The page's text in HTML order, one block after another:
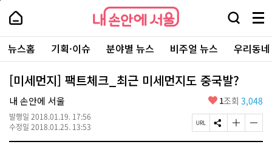
본
로
가
내
손
안
에
서
울
-
서
울
시
대
표
소
내
손
에
울
검
창
열
기
메
뉴
전
체
보
주
요
서
뉴스홈 기획·이슈 분야별 뉴스 비주얼 뉴스 우리동
[미세먼지] 팩트체크_최근 미세먼지도 중국발?
내 손안에 서울
발행일 2018.01.19. 17:56
수정일 2018.01.25. 13:53
좋
요
1조회 3,048
페
이
S
N
글
자
글
자
페
상
단
로